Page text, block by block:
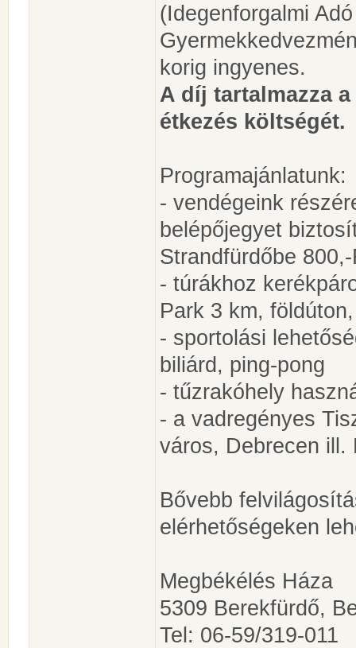
(Idegenforgalmi
korig ingyenes.
A díj tartalmazza
étkezés költségét.
Programajánlatunk:
- vendégeink
belépőjegyet
Strandfürdőbe
- túrákhoz
Park 3 km,
- sportolási
biliárd, ping-pong
- tűzrakóhely
- a vadregényes
város, Debrecen ill.
Bővebb
elérhetőségeken
Megbékélés Háza
5309 Berekfürdő,
Tel: 06-59/319-011